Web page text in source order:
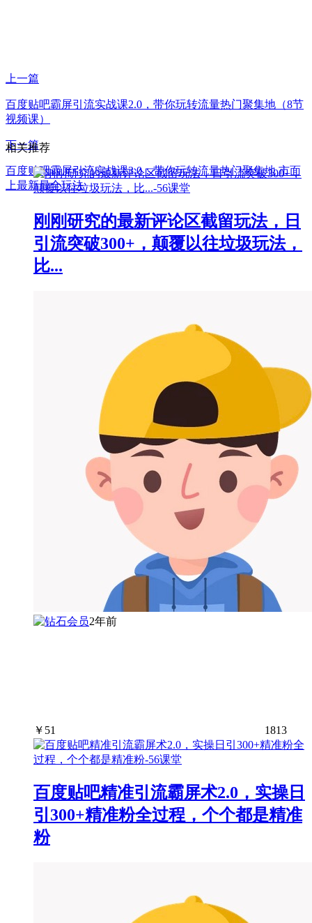
上一篇
百度贴吧霸屏引流实战课2.0，带你玩转流量热门聚集地（8节
视频课）
下一篇
百度贴吧霸屏引流实战课3.0：带你玩转流量热门聚集地 市面
上最新最全玩法
相关推荐
刚刚研究的最新评论区截留玩法，日
引流突破300+，颠覆以往垃圾玩法，
比...
2年前
￥ 51 1813
百度贴吧精准引流霸屏术2.0，实操日
引300+精准粉全过程，个个都是精准
粉